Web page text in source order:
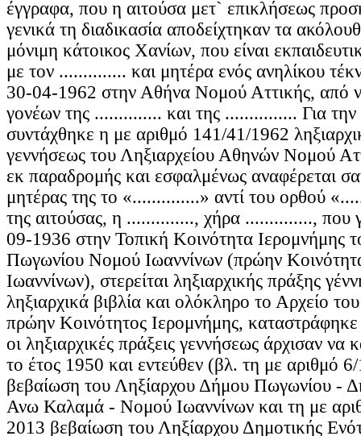
έγγραφα, που η αιτούσα μετ` επικλήσεως
γενικά τη διαδικασία αποδείχτηκαν τα
μόνιμη κάτοικος Χανίων, που είναι
με τον .............. και μητέρα ενός ανηλίκου
30-04-1962 στην Αθήνα Νομού Αττικής, από
γονέων της .............. και της ............... Για την
συντάχθηκε η με αριθμό 141/41/1962
γεννήσεως του Ληξιαρχείου Αθηνών Νομού
εκ παραδρομής και εσφαλμένως αναφέρεται
μητέρας της το «..............» αντί του ορθού
της αιτούσας, η .............., χήρα .............., που
09-1936 στην Τοπική Κοινότητα Ιερομνήμης
Πωγωνίου Νομού Ιωαννίνων (πρώην
Ιωαννίνων), στερείται ληξιαρχικής πράξης
ληξιαρχικά βιβλία και ολόκληρο το Αρχείο
πρώην Κοινότητος Ιερομνήμης,
οι ληξιαρχικές πράξεις γεννήσεως άρχισαν να
το έτος 1950 και εντεύθεν (βλ. τη με αριθμό
βεβαίωση του Ληξίαρχου Δήμου Πωγωνίου -
Ανω Καλαμά - Νομού Ιωαννίνων και τη με
2013 βεβαίωση του Ληξίαρχου Δημοτικής